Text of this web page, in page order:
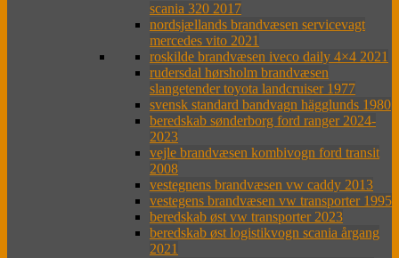
scania 320 2017
nordsjællands brandvæsen servicevagt
mercedes vito 2021
roskilde brandvæsen iveco daily 4×4 2021
rudersdal hørsholm brandvæsen
slangetender toyota landcruiser 1977
svensk standard bandvagn hägglunds 1980
beredskab sønderborg ford ranger 2024-
2023
vejle brandvæsen kombivogn ford transit
2008
vestegnens brandvæsen vw caddy 2013
vestegens brandvæsen vw transporter 1995
beredskab øst vw transporter 2023
beredskab øst logistikvogn scania årgang
2021